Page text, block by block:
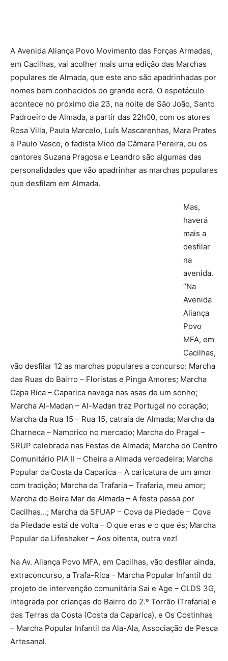
A Avenida Aliança Povo Movimento das Forças Armadas,
em Cacilhas, vai acolher mais uma edição das Marchas
populares de Almada, que este ano são apadrinhadas por
nomes bem conhecidos do grande ecrã. O espetáculo
acontece no próximo dia 23, na noite de São João, Santo
Padroeiro de Almada, a partir das 22h00, com os atores
Rosa Villa, Paula Marcelo, Luís Mascarenhas, Mara Prates
e Paulo Vasco, o fadista Mico da Câmara Pereira, ou os
cantores Suzana Pragosa e Leandro são algumas das
personalidades que vão apadrinhar as marchas populares
que desfilam em Almada.
Mas,
haverá
mais a
desfilar
na
avenida.
“Na
Avenida
Aliança
Povo
MFA, em
Cacilhas,
vão desfilar 12 as marchas populares a concurso: Marcha
das Ruas do Bairro – Floristas e Pinga Amores; Marcha
Capa Rica – Caparica navega nas asas de um sonho;
Marcha Al-Madan – Al-Madan traz Portugal no coração;
Marcha da Rua 15 – Rua 15, catraia de Almada; Marcha da
Charneca – Namorico no mercado; Marcha do Pragal –
SRUP celebrada nas Festas de Almada; Marcha do Centro
Comunitário PIA II – Cheira a Almada verdadeira; Marcha
Popular da Costa da Caparica – A caricatura de um amor
com tradição; Marcha da Trafaria – Trafaria, meu amor;
Marcha do Beira Mar de Almada – A festa passa por
Cacilhas…; Marcha da SFUAP – Cova da Piedade – Cova
da Piedade está de volta – O que eras e o que és; Marcha
Popular da Lifeshaker – Aos oitenta, outra vez!
Na Av. Aliança Povo MFA, em Cacilhas, vão desfilar ainda,
extraconcurso, a Trafa-Rica – Marcha Popular Infantil do
projeto de intervenção comunitária Sai e Age – CLDS 3G,
integrada por crianças do Bairro do 2.º Torrão (Trafaria) e
das Terras da Costa (Costa da Caparica), e Os Costinhas
– Marcha Popular Infantil da Ala-Ala, Associação de Pesca
Artesanal.